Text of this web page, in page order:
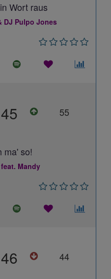
Wort raus
DJ Pulpo Jones
45 55
ma' so!
Mandy
46 44